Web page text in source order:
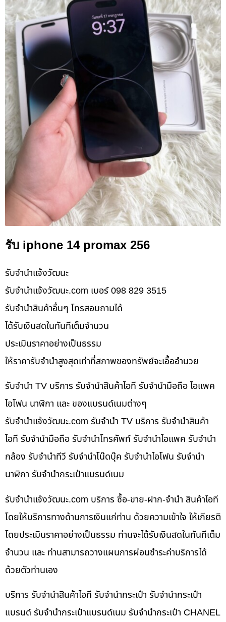
รับ iphone 14 promax 256
รับจํานําแจ้งวัฒนะ
รับจํานําแจ้งวัฒนะ.com เบอร์ 098 829 3515
รับจำนำสินค้าอื่นๆ โทรสอบถามได้
ได้รับเงินสดในทันทีเต็มจำนวน
ประเมินราคาอย่างเป็นธรรม
ให้ราคารับจำนำสูงสุดเท่าที่สภาพของทรัพย์จะเอื้ออำนวย
รับจำนำ TV บริการ รับจำนำสินค้าไอที รับจำนำมือถือ ไอแพค
ไอโฟน นาฬิกา และ ของแบรนด์เนมต่างๆ
รับจํานําแจ้งวัฒนะ.com รับจำนำ TV บริการ รับจำนำสินค้า
ไอที รับจำนำมือถือ รับจำนำโทรศัพท์ รับจำนำไอแพค รับจำนำ
กล้อง รับจำนำทีวี รับจำนำโน๊ดบุ๊ค รับจำนำไอโฟน รับจำนำ
นาฬิกา รับจำนำกระเป๋าแบรนด์เนม
รับจํานําแจ้งวัฒนะ.com บริการ ซื้อ-ขาย-ฝาก-จำนำ สินค้าไอที
โดยให้บริการทางด้านการเงินแก่ท่าน ด้วยความเข้าใจ ให้เกียรติ
โดยประเมินราคาอย่างเป็นธรรม ท่านจะได้รับเงินสดในทันทีเต็ม
จำนวน และ ท่านสามารถวางแผนการผ่อนชำระค่าบริการได้
ด้วยตัวท่านเอง
บริการ รับจำนำสินค้าไอที รับจำนำกระเป๋า รับจำนำกระเป๋า
แบรนด์ รับจำนำกระเป๋าแบรนด์เนม รับจำนำกระเป๋า CHANEL